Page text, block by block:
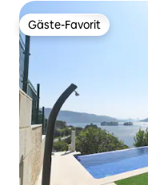
Gäste-Favorit
Gäste-Favorit